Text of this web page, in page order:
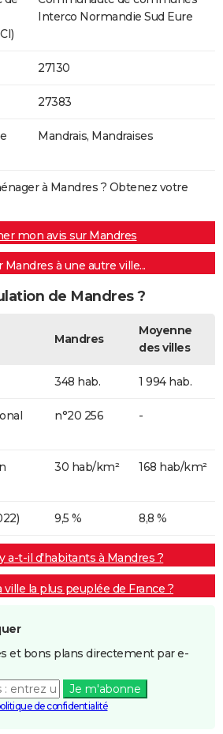
Interco Normandie Sud Eure
27130
27383
Mandrais, Mandraises
à Mandres ? Obtenez votre
mon avis sur Mandres
à une autre ville...
de Mandres ?
Mandres
Moyenne
des villes
348 hab. 1 994 hab.
n°20 256 -
30 hab/km² 168 hab/km²
9,5 % 8,8 %
a-t-il d'habitants à Mandres ?
ville la plus peuplée de France ?
et bons plans directement par e-
Je m'abonne
de confidentialité